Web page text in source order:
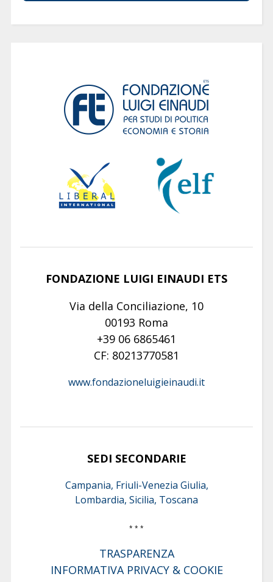
FONDAZIONE LUIGI EINAUDI ETS
Via della Conciliazione, 10
00193 Roma
+39 06 6865461
CF: 80213770581
www.fondazioneluigieinaudi.it
SEDI SECONDARIE
Campania, Friuli-Venezia Giulia,
Lombardia, Sicilia, Toscana
* * *
TRASPARENZA
INFORMATIVA PRIVACY & COOKIE